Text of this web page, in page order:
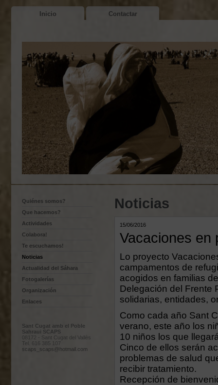
Inicio Contactar
Quiénes somos?
Que hacemos?
Actividades
Colabora!
Te escuchamos!
Noticias
Actualidad del Sáhara
Fotogalerías
Organización
Enlaces
Sant Cugat amb el Poble
Sahraui SCAPS
08172 - Sant Cugat del Vallès
Tel. 616 385 107
scaps_scaps@hotmail.com
Noticias
15/06/2016
Vacaciones en
Lo proyecto
campamentos de
acogidos en familias
Delegación del Frente
solidarias, entidades,
Como cada año Sant
verano, este año los
10 niños los que
Cinco de ellos serán
problemas de salud
recibir tratamiento.
Recepción de